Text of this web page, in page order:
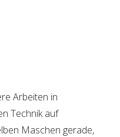
Arbeiten in
Technik auf
Maschen gerade,